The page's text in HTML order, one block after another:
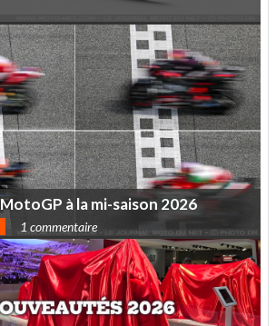
MotoGP àlami-saison 2026
1 commentaire